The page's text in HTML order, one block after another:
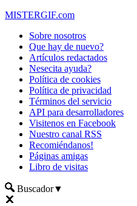
MISTERGIF.com
Sobre nosotros
Que hay de nuevo?
Artículos redactados
Nesecita ayuda?
Política de cookies
Política de privacidad
Términos del servicio
API para desarrolladores
Visitenos en Facebook
Nuestro canal RSS
Recomiéndanos!
Páginas amigas
Libro de visitas
Buscador▼